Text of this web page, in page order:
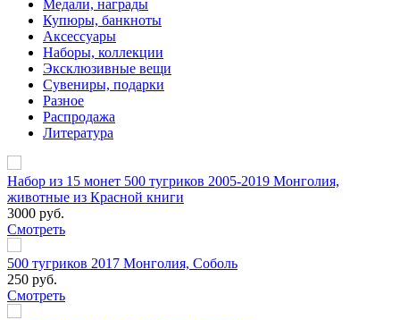
Медали, награды
Купюры, банкноты
Аксессуары
Наборы, коллекции
Эксклюзивные вещи
Сувениры, подарки
Разное
Распродажа
Литература
Набор из 15 монет 500 тугриков 2005-2019 Монголия,
животные из Красной книги
3000 руб.
Смотреть
500 тугриков 2017 Монголия, Соболь
250 руб.
Смотреть